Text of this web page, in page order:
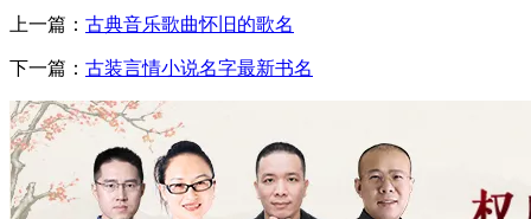
上一篇： 古典音乐歌曲怀旧的歌名
下一篇： 古装言情小说名字最新书名